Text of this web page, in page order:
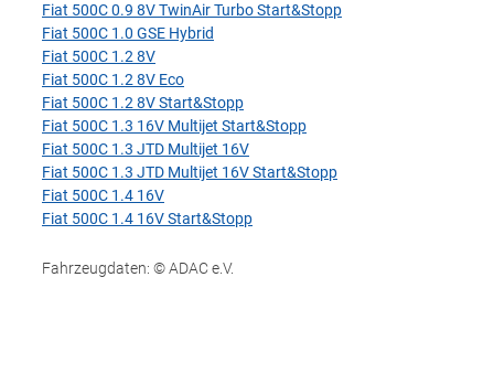
Fiat 500C 0.9 8V TwinAir Turbo Start&Stopp
Fiat 500C 1.0 GSE Hybrid
Fiat 500C 1.2 8V
Fiat 500C 1.2 8V Eco
Fiat 500C 1.2 8V Start&Stopp
Fiat 500C 1.3 16V Multijet Start&Stopp
Fiat 500C 1.3 JTD Multijet 16V
Fiat 500C 1.3 JTD Multijet 16V Start&Stopp
Fiat 500C 1.4 16V
Fiat 500C 1.4 16V Start&Stopp
Fahrzeugdaten: © ADAC e.V.